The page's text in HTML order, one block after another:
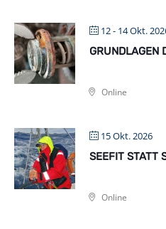
12 - 14 Okt.
GRUNDLAGEN
Online
15 Okt. 2026
SEEFIT STATT
Online